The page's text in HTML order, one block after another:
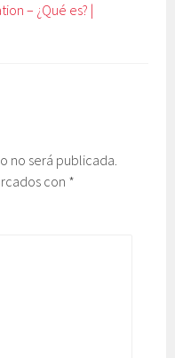
– ¿Qué es? |
no será publicada.
con *